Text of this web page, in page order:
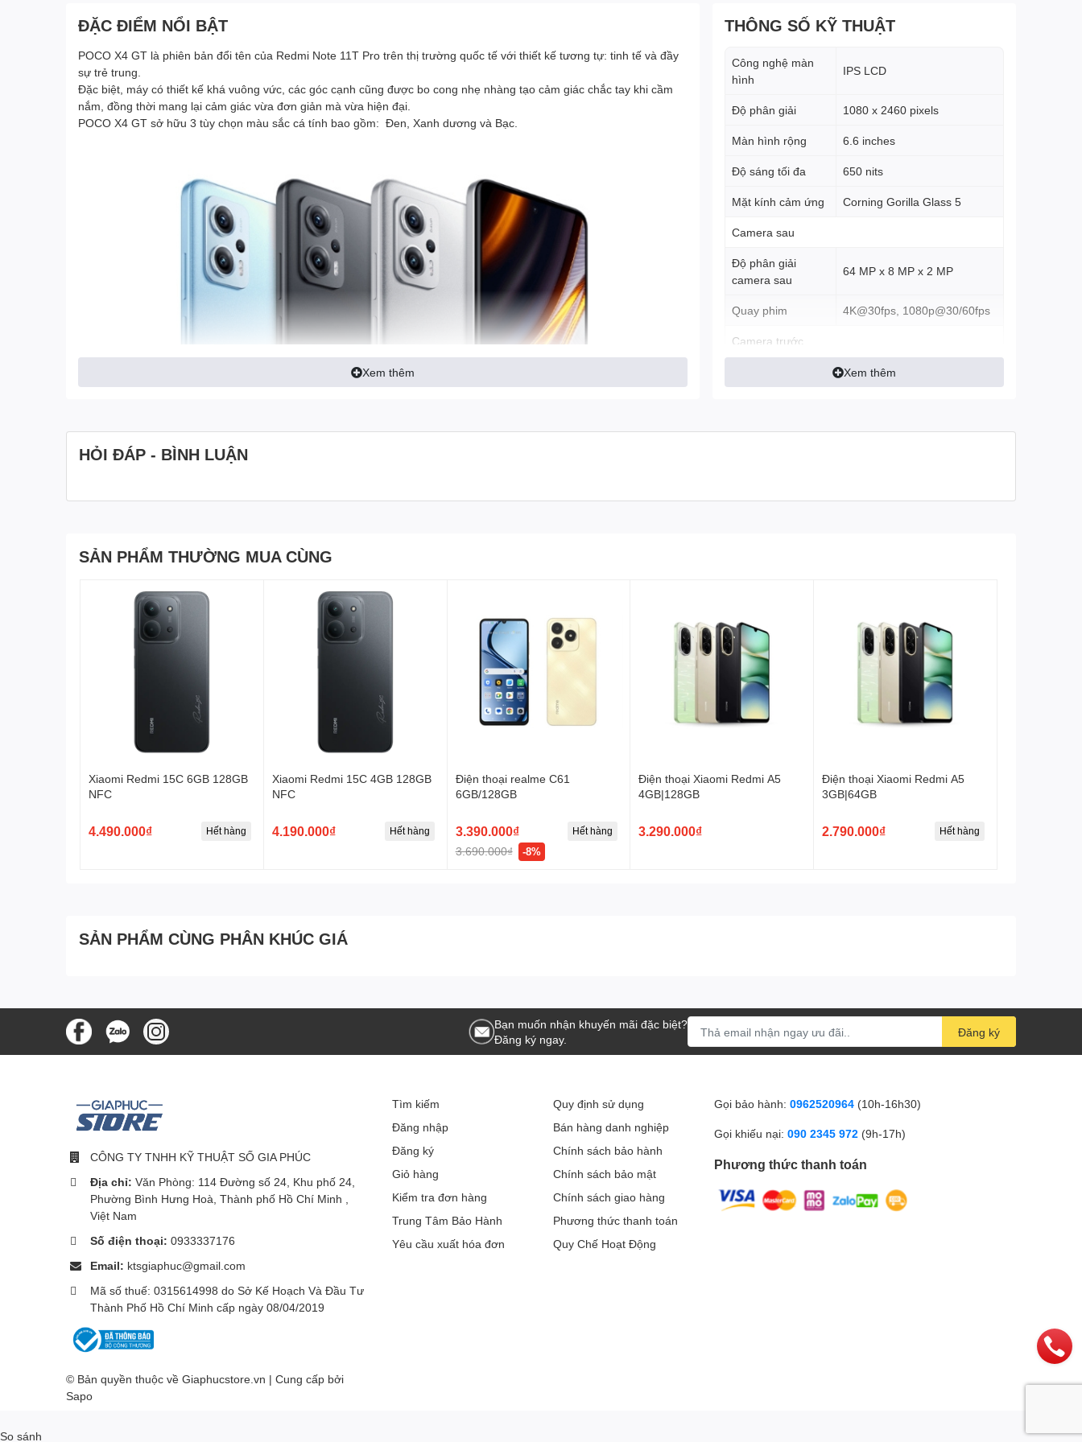
ĐẶC ĐIỂM NỔI BẬT
POCO X4 GT là phiên bản đổi tên của Redmi Note 11T Pro trên thị trường quốc tế với thiết kế tương tự: tinh tế và đầy
sự trẻ trung.
Đặc biệt, máy có thiết kế khá vuông vức, các góc cạnh cũng được bo cong nhẹ nhàng tạo cảm giác chắc tay khi cầm
nắm, đồng thời mang lại cảm giác vừa đơn giản mà vừa hiện đại.
POCO X4 GT sở hữu 3 tùy chọn màu sắc cá tính bao gồm: Đen, Xanh dương và Bạc.
POCO X4 GT sở hữu 3 tùy chọn màu sắc cá tính bao gồm: Đen, Xanh dương và Bạc.
Nếu bạn yêu thích sự trẻ trung, năng động thì rất hợp với màu xanh. Nếu bạn yêu thích phong cách thanh lịch, tinh tế
thì màu bạc sẽ là sự lựa chọn số 1. Cuối cùng, màu đen sẽ phù hợp với những ai yêu thích sự mạnh mẽ, thời thượng.
Đánh giá màn hình POCO X4 GT 8GB/128GB
Chính Hãng
Màn hình POCO X4 GT 8GB/128GB Chính Hãng
POCO X4 GT được trang bị màn hình IPS LCD kích thước 6.6 inch, độ phân giải Full HD+. Tuy không quá nổi bật
Hz.
Sản phẩm mới nhà POCO hứa hẹn đem lại trải nghiệm vuốt chạm cực kỳ mượt mà, thao tác nhanh chóng và đa
nhiệm.
Đánh giá camera POCO X4 GT 8GB/128GB Chính
Hãng
Xem thêm
THÔNG SỐ KỸ THUẬT
Công nghệ màn
hình
IPS LCD
Độ phân giải 1080 x 2460 pixels
Màn hình rộng 6.6 inches
Độ sáng tối đa 650 nits
Mặt kính cảm ứng Corning Gorilla Glass 5
Camera sau
Độ phân giải
camera sau
64 MP x 8 MP x 2 MP
Quay phim 4K@30fps, 1080p@30/60fps
Camera trước
camera trước
16 MP
Cortex-A55)
Chip đồ họa Mali-G610 MC6
Bộ nhớ & Lưu trữ
RAM 8 GB
Kết nối
dual-band, Wi-Fi Direct,
hotspot
Loại pin Li-Po
lượng
Thời điểm ra mắt 2022
Xem thêm
HỎI ĐÁP - BÌNH LUẬN
SẢN PHẨM THƯỜNG MUA CÙNG
Xiaomi Redmi 15C 6GB 128GB
NFC
4.490.000₫ Hết hàng
Xiaomi Redmi 15C 4GB 128GB
NFC
4.190.000₫ Hết hàng
Điện thoại realme C61
6GB/128GB
3.390.000₫
3.690.000₫ -8%
Hết hàng
Điện thoại Xiaomi Redmi A5
4GB|128GB
3.290.000₫
Điện thoại Xiaomi Redmi A5
3GB|64GB
2.790.000₫ Hết hàng
SẢN PHẨM CÙNG PHÂN KHÚC GIÁ
Bạn muốn nhận khuyến mãi đặc biệt?
Đăng ký ngay.
Đăng ký
CÔNG TY TNHH KỸ THUẬT SỐ GIA PHÚC
Địa chỉ: Văn Phòng: 114 Đường số 24, Khu phố 24,
Phường Bình Hưng Hoà, Thành phố Hồ Chí Minh ,
Việt Nam
Số điện thoại: 0933337176
Email: ktsgiaphuc@gmail.com
Mã số thuế: 0315614998 do Sở Kế Hoạch Và Đầu Tư
Thành Phố Hồ Chí Minh cấp ngày 08/04/2019
Tìm kiếm
Đăng nhập
Đăng ký
Giỏ hàng
Kiểm tra đơn hàng
Trung Tâm Bảo Hành
Yêu cầu xuất hóa đơn
Quy định sử dụng
Bán hàng danh nghiệp
Chính sách bảo hành
Chính sách bảo mật
Chính sách giao hàng
Phương thức thanh toán
Quy Chế Hoạt Động
Gọi bảo hành: 0962520964 (10h-16h30)
Gọi khiếu nại: 090 2345 972 (9h-17h)
Phương thức thanh toán
© Bản quyền thuộc về Giaphucstore.vn | Cung cấp bởi
Sapo
So sánh